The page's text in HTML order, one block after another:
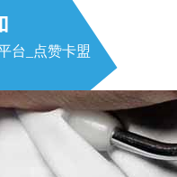
/www/wwwroot/
台_点赞卡盟